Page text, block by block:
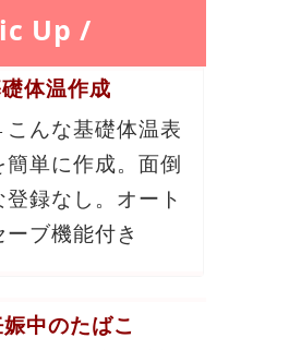
Up /
体温作成
んな基礎体温表
簡単に作成。面倒
登録なし。オート
ーブ機能付き
中のたばこ